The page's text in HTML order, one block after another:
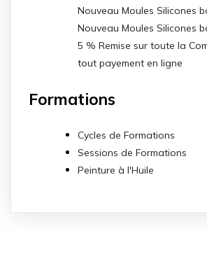
Nouveau Moules Silicones
Nouveau Moules Silicones
5 % Remise sur toute la
tout payement en ligne
Formations
Cycles de Formations
Sessions de Formations
Peinture à l'Huile